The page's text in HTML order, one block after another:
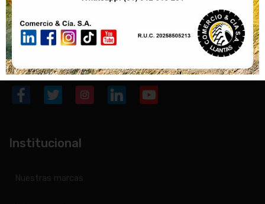
Nuestro mayor objetivo es la satisfacción de nuestros
clientes con productos garantizados, entrega oportuna
y un asesoramiento acorde a su necesidad, trabajando
activamente con nuestros distribuidores.
Institucional
Nuestras marcas